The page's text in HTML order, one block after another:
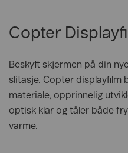
Copter
Beskytt skjermen på din
slitasje. Copter displayfilm
materiale, opprinnelig
optisk klar og tåler både
varme.